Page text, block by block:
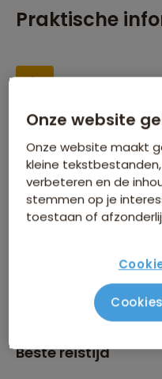
Praktische
Inbegrepen in de
Beste reistijd
Onze website
Onze website maakt
kleine
verbeteren en de
stemmen op je
toestaan of